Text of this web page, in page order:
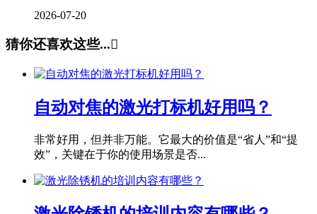
2026-07-20
猜你还喜欢这些...
自动对焦的激光打标机好用吗？
非常好用，但并非万能。它最大的价值是“省人”和“提
效”，关键在于你的使用场景是否...